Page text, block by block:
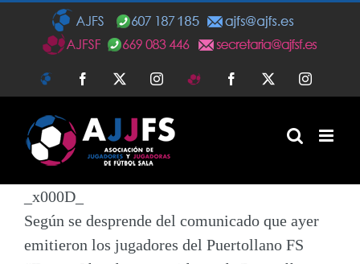
contenido
AJFS FacebookTwitterInstagram
AJFSF FacebookTwitterInstagram
_x000D_
Según se desprende del comunicado que ayer
emitieron los jugadores del Puertollano FS